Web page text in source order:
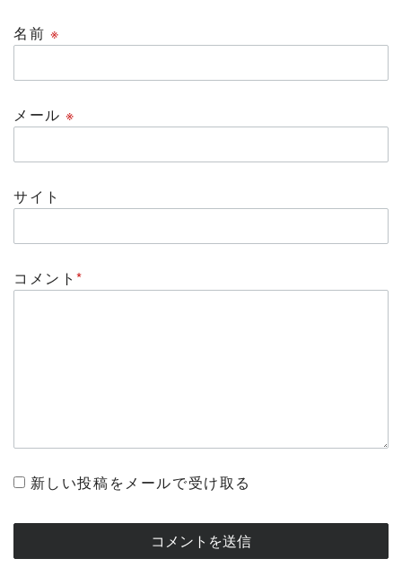
名前 ※
メール※
サイト
コメント*
新しい投稿をメールで受け取る